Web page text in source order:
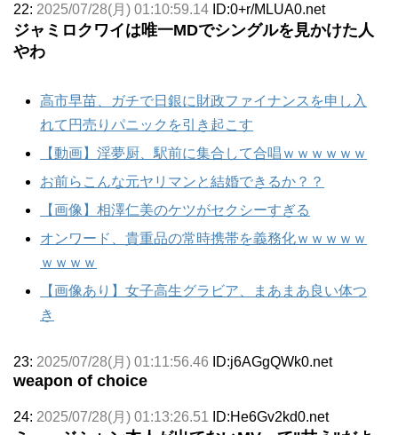
22: 2025/07/28(月) 01:10:59.14 ID:0+r/MLUA0.net
ジャミロクワイは唯一MDでシングルを見かけた人
やわ
高市早苗、ガチで日銀に財政ファイナンスを申し入
れて円売りパニックを引き起こす
【動画】淫夢厨、駅前に集合して合唱ｗｗｗｗｗｗ
お前らこんな元ヤリマンと結婚できるか？？
【画像】相澤仁美のケツがセクシーすぎる
オンワード、貴重品の常時携帯を義務化ｗｗｗｗｗ
ｗｗｗｗ
【画像あり】女子高生グラビア、まあまあ良い体つ
き
23: 2025/07/28(月) 01:11:56.46 ID:j6AGgQWk0.net
weapon of choice
24: 2025/07/28(月) 01:13:26.51 ID:He6Gv2kd0.net